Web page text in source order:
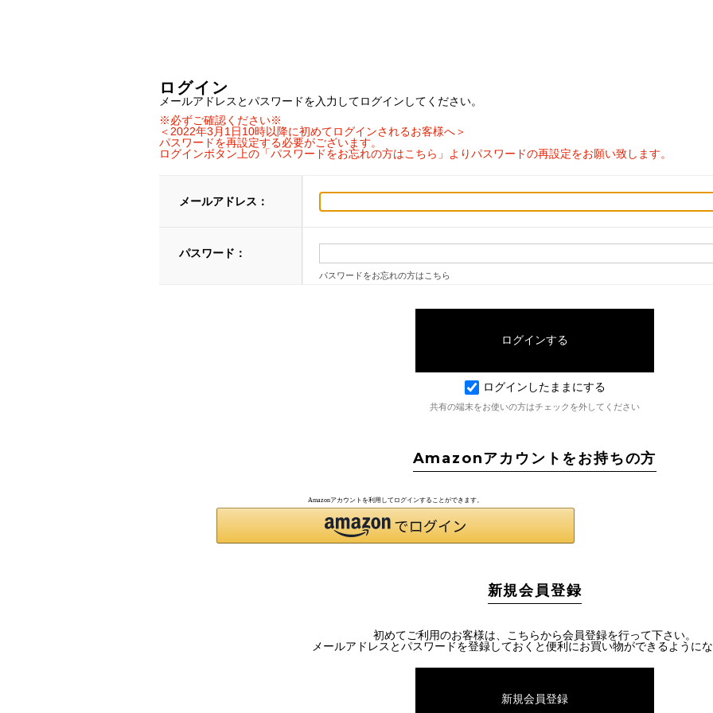
ログイン
メールアドレスとパスワードを入力してログインしてください。
※必ずご確認ください※
＜2022年3月1日10時以降に初めてログインされるお客様へ＞
パスワードを再設定する必要がございます。
ログインボタン上の「パスワードをお忘れの方はこちら」よりパスワードの再設定をお願い致します。
メールアドレス：
パスワード：
パスワードをお忘れの方はこちら
ログインしたままにする
共有の端末をお使いの方はチェックを外してください
Amazonアカウントをお持ちの方
Amazonアカウントを利用してログインすることができます。
新規会員登録
初めてご利用のお客様は、こちらから会員登録を行って下さい。
メールアドレスとパスワードを登録しておくと便利にお買い物ができるように